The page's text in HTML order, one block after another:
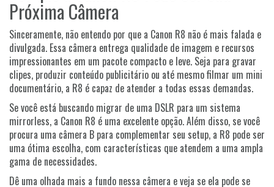
Próxima Câmera
Sinceramente, não entendo por que a Canon R8 não é mais falada e
divulgada. Essa câmera entrega qualidade de imagem e recursos
impressionantes em um pacote compacto e leve. Seja para gravar
clipes, produzir conteúdo publicitário ou até mesmo filmar um mini
documentário, a R8 é capaz de atender a todas essas demandas.
Se você está buscando migrar de uma DSLR para um sistema
mirrorless, a Canon R8 é uma excelente opção. Além disso, se você
procura uma câmera B para complementar seu setup, a R8 pode ser
uma ótima escolha, com características que atendem a uma ampla
gama de necessidades.
Dê uma olhada mais a fundo nessa câmera e veja se ela pode se